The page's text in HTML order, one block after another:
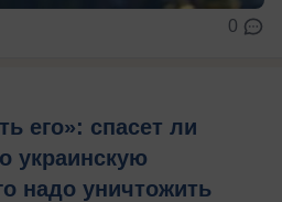
0
его»: спасет ли
украинскую
надо уничтожить